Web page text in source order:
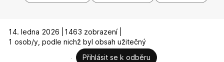
14. ledna 2026 |
1463 zobrazení |
1 osob/y, podle nichž byl obsah užitečný
Přihlásit se k odběru